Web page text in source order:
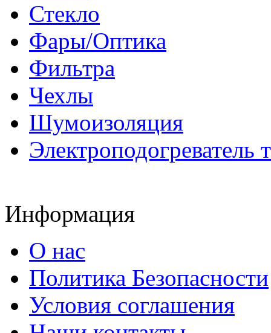
Стекло
Фары/Оптика
Фильтра
Чехлы
Шумоизоляция
Электроподогреватель
Информация
О нас
Политика Безопасности
Условия соглашения